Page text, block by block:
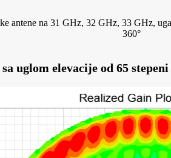
antene na 31 GHz, 32 GHz, 33 GHz,
360°
uglom elevacije od 65